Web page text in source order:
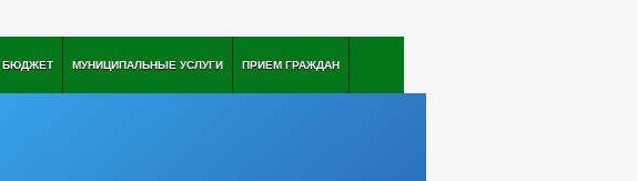
БЮДЖЕТ МУНИЦИПАЛЬНЫЕ УСЛУГИ ПРИЕМ ГРАЖДАН